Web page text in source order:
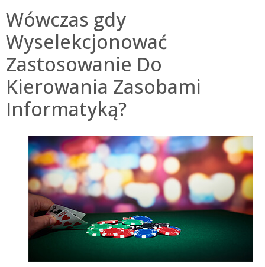
Wówczas gdy
Wyselekcjonować
Zastosowanie Do
Kierowania Zasobami
Informatyką?